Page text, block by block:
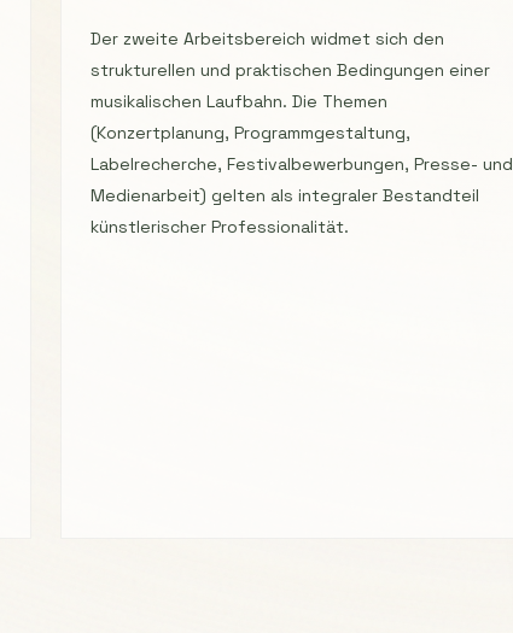
Der zweite Arbeitsbereich widmet sich den
strukturellen und praktischen Bedingungen einer
musikalischen Laufbahn. Die Themen
(Konzertplanung, Programmgestaltung,
Labelrecherche, Festivalbewerbungen, Presse- und
Medienarbeit) gelten als integraler Bestandteil
künstlerischer Professionalität.